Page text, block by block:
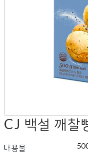
CJ 백설 깨찰
내용물